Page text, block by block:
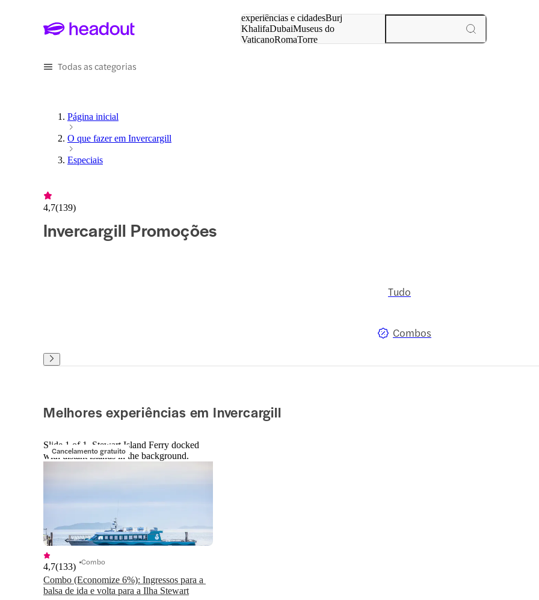
experiências e cidadesBurj
KhalifaDubaiMuseus do
VaticanoRomaTorre
Todas as categorias
Página inicial
O que fazer em Invercargill
Especiais
4,7(139)
Invercargill Promoções
Tudo
Combos
Melhores experiências em Invercargill
Cancelamento gratuito
Slide 1 of 1, Stewart Island Ferry docked
with distant islands in the background.
Combo (Economize 6%): Ingressos para a
balsa de ida e volta para a Ilha Stewart
4,7(133) Combo